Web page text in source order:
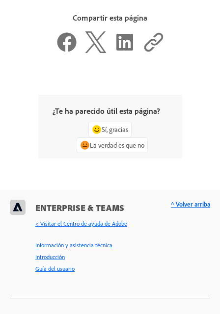
Compartir esta página
¿Te ha parecido útil esta página?
Sí, gracias
La verdad es que no
ENTERPRISE & TEAMS
< Visitar el Centro de ayuda de Adobe
Información y asistencia técnica
Introducción
Guía del usuario
^ Volver arriba